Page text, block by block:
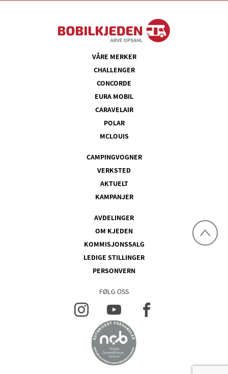
VÅRE MERKER
CHALLENGER
CONCORDE
EURA MOBIL
CARAVELAIR
POLAR
MCLOUIS
CAMPINGVOGNER
VERKSTED
AKTUELT
KAMPANJER
AVDELINGER
OM KJEDEN
KOMMISJONSSALG
LEDIGE STILLINGER
PERSONVERN
FØLG OSS